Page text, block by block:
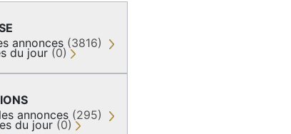
annonces (3816)
du jour (0)
annonces (295)
du jour (0)